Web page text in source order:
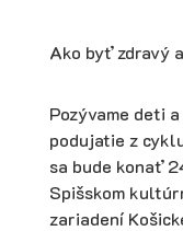
Ako byť zdravý
Pozývame deti
podujatie z
sa bude konať
Spišskom
zariadení